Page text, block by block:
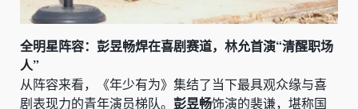
全明星阵容：彭昱畅焊在喜剧赛道，林允首演“清醒职场
人”
从阵容来看，《年少有为》集结了当下最具观众缘与喜
剧表现力的青年演员梯队。 彭昱畅饰演的裴谦，堪称国